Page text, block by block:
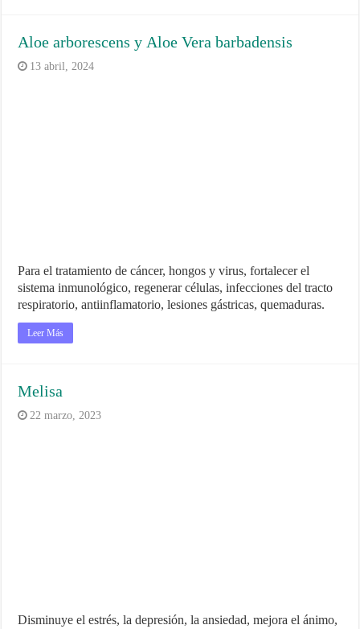
Aloe arborescens y Aloe Vera barbadensis
13 abril, 2024
Para el tratamiento de cáncer, hongos y virus, fortalecer el
sistema inmunológico, regenerar células, infecciones del tracto
respiratorio, antiinflamatorio, lesiones gástricas, quemaduras.
Leer Más
Melisa
22 marzo, 2023
Disminuye el estrés, la depresión, la ansiedad, mejora el ánimo,